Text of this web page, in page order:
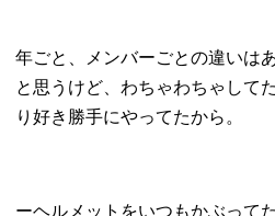
年ごと、メンバーごとの違いは
と思うけど、わちゃわちゃして
り好き勝手にやってたから。
ーヘルメットをいつもかぶって